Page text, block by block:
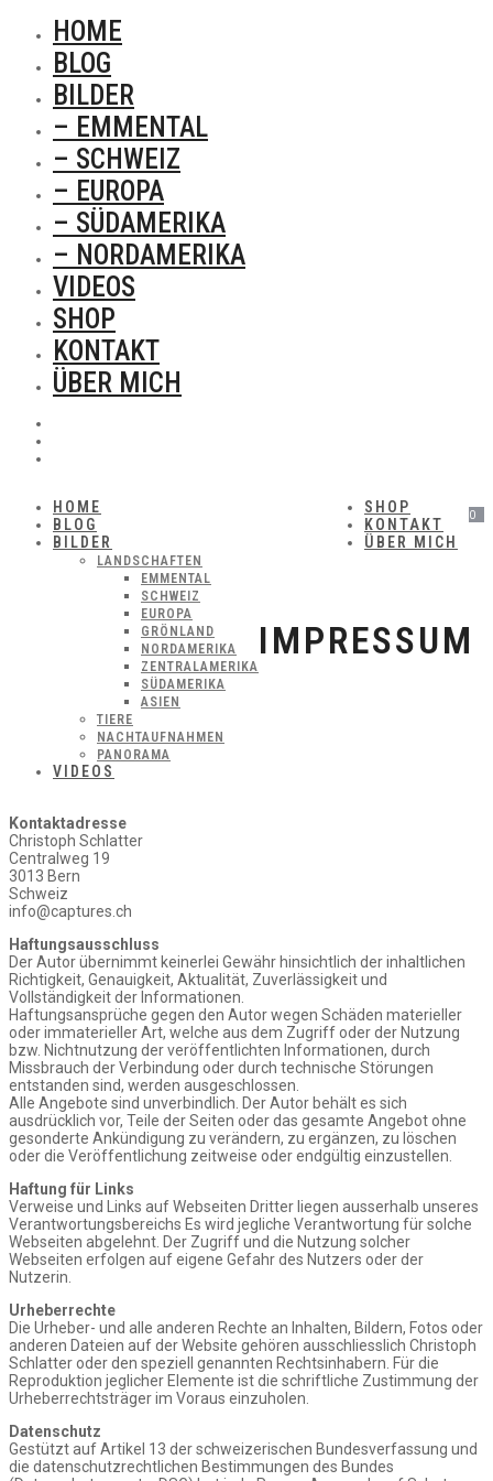
HOME
BLOG
BILDER
– EMMENTAL
– SCHWEIZ
– EUROPA
– SÜDAMERIKA
– NORDAMERIKA
VIDEOS
SHOP
KONTAKT
ÜBER MICH
HOME
BLOG
BILDER
LANDSCHAFTEN
EMMENTAL
SCHWEIZ
EUROPA
GRÖNLAND
NORDAMERIKA
ZENTRALAMERIKA
SÜDAMERIKA
ASIEN
TIERE
NACHTAUFNAHMEN
PANORAMA
VIDEOS
0
SHOP
KONTAKT
ÜBER MICH
IMPRESSUM
Kontaktadresse
Christoph Schlatter
Centralweg 19
3013 Bern
Schweiz
info@captures.ch
Haftungsausschluss
Der Autor übernimmt keinerlei Gewähr hinsichtlich der inhaltlichen
Richtigkeit, Genauigkeit, Aktualität, Zuverlässigkeit und
Vollständigkeit der Informationen.
Haftungsansprüche gegen den Autor wegen Schäden materieller
oder immaterieller Art, welche aus dem Zugriff oder der Nutzung
bzw. Nichtnutzung der veröffentlichten Informationen, durch
Missbrauch der Verbindung oder durch technische Störungen
entstanden sind, werden ausgeschlossen.
Alle Angebote sind unverbindlich. Der Autor behält es sich
ausdrücklich vor, Teile der Seiten oder das gesamte Angebot ohne
gesonderte Ankündigung zu verändern, zu ergänzen, zu löschen
oder die Veröffentlichung zeitweise oder endgültig einzustellen.
Haftung für Links
Verweise und Links auf Webseiten Dritter liegen ausserhalb unseres
Verantwortungsbereichs Es wird jegliche Verantwortung für solche
Webseiten abgelehnt. Der Zugriff und die Nutzung solcher
Webseiten erfolgen auf eigene Gefahr des Nutzers oder der
Nutzerin.
Urheberrechte
Die Urheber- und alle anderen Rechte an Inhalten, Bildern, Fotos oder
anderen Dateien auf der Website gehören ausschliesslich Christoph
Schlatter oder den speziell genannten Rechtsinhabern. Für die
Reproduktion jeglicher Elemente ist die schriftliche Zustimmung der
Urheberrechtsträger im Voraus einzuholen.
Datenschutz
Gestützt auf Artikel 13 der schweizerischen Bundesverfassung und
die datenschutzrechtlichen Bestimmungen des Bundes